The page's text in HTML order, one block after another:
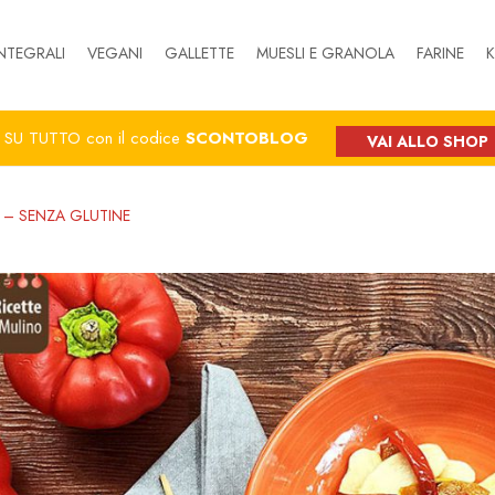
VEGANI GALLETTE MUESLI E GRANOLA FARINE
SU TUTTO con il codice SCONTOBLOG VAI ALLO SHOP
SENZA GLUTINE